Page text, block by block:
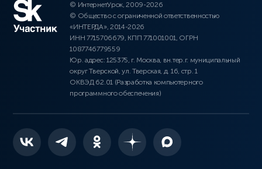
© ИнтернетУрок, 2009-2026
© Общество с ограниченной ответственностью
«ИНТЕРДА», 2014-2026
ИНН 7715706679, КПП 771001001, ОГРН
1087746779559
Юр. адрес: 125375, г. Москва, вн.тер.г. муниципальный
округ Тверской, ул. Тверская, д. 16, стр. 1
ОКВЭД 62.01 (Разработка компьютерного
программного обеспечения)